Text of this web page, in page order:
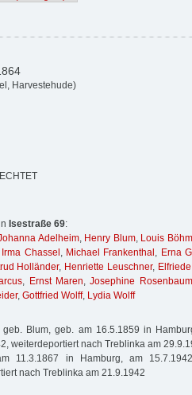
Harvestehude)
Isestraße 69:
Adelheim, Henry Blum, Louis Böhm
Irma Chassel , Michael Frankenthal , Erna
Holländer, Henriette Leuschner,
, Ernst Maren,Josephine Rosenbaum
, Gottfried Wolff, Lydia Wolff
geb. Blum, geb. am 16.5.1859 in
weiterdeportiert nach Treblinka am
11.3.1867 in Hamburg, am
nach Treblinka am 21.9.1942